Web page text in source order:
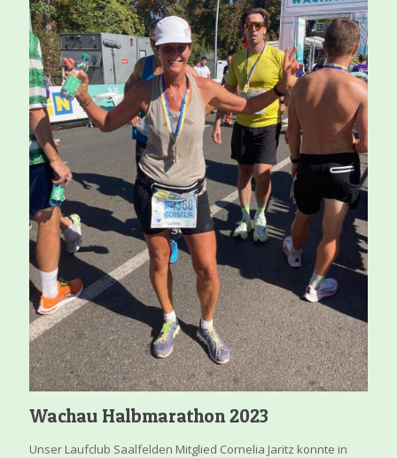
Wachau Halbmarathon 2023
Unser Laufclub Saalfelden Mitglied Cornelia Jaritz konnte in